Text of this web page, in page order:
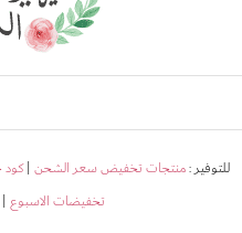
للتوفير :منتجات تخفيض سعر الشحن |كود
تخفيضات الاسبوع